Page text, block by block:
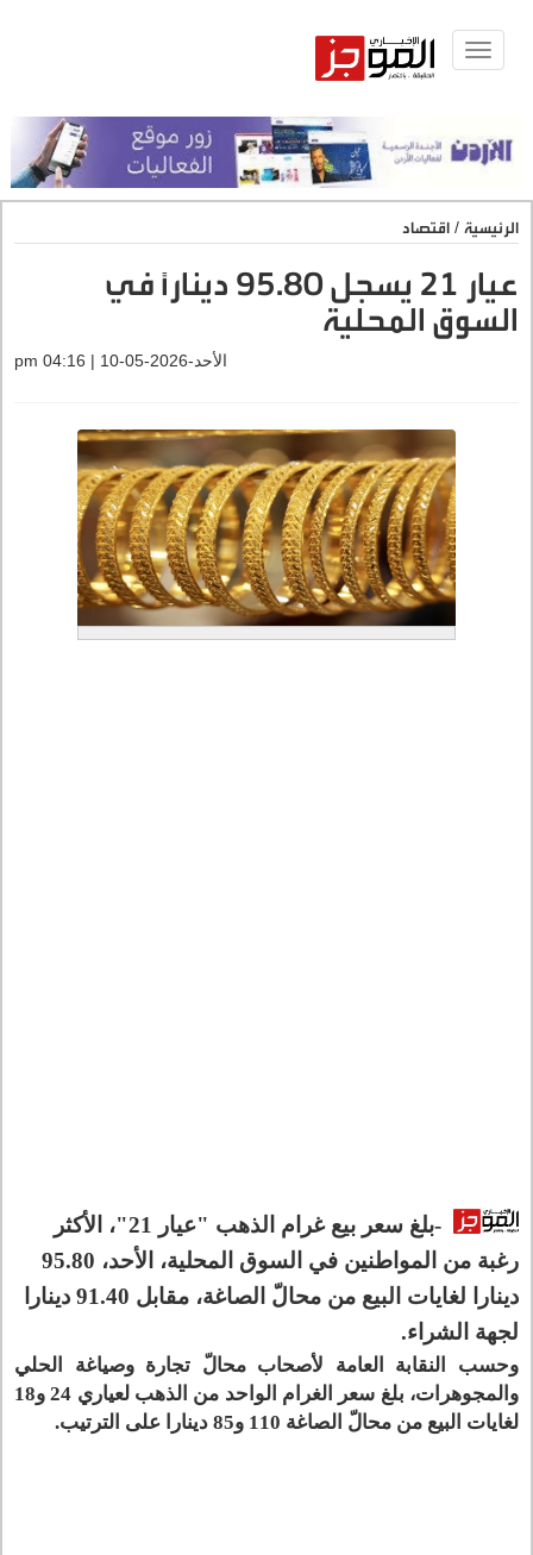
Toggle
الرئيسية / اقتصاد
عيار 21 يسجل 95.80 ديناراً في
السوق المحلية
الأحد-2026-05-10 | 04:16 pm
-بلغ سعر بيع غرام الذهب "عيار 21"، الأكثر
رغبة من المواطنين في السوق المحلية، الأحد، 95.80
دينارا لغايات البيع من محالّ الصاغة، مقابل 91.40 دينارا
لجهة الشراء.
وحسب النقابة العامة لأصحاب محالّ تجارة وصياغة الحلي
والمجوهرات، بلغ سعر الغرام الواحد من الذهب لعياري 24 و18
لغايات البيع من محالّ الصاغة 110 و85 دينارا على الترتيب.